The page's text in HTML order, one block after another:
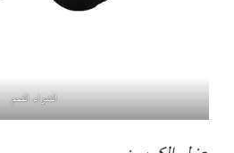
الشواء الفحم